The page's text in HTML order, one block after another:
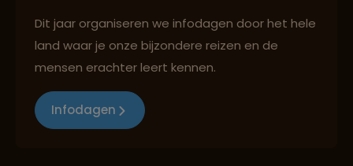
Dit jaar organiseren we infodagen door het hele
land waar je onze bijzondere reizen en de
mensen erachter leert kennen.
Infodagen